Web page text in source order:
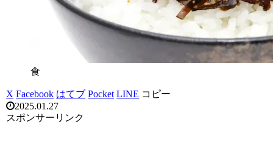
食
X Facebook はてブ Pocket LINE コピー
2025.01.27
スポンサーリンク